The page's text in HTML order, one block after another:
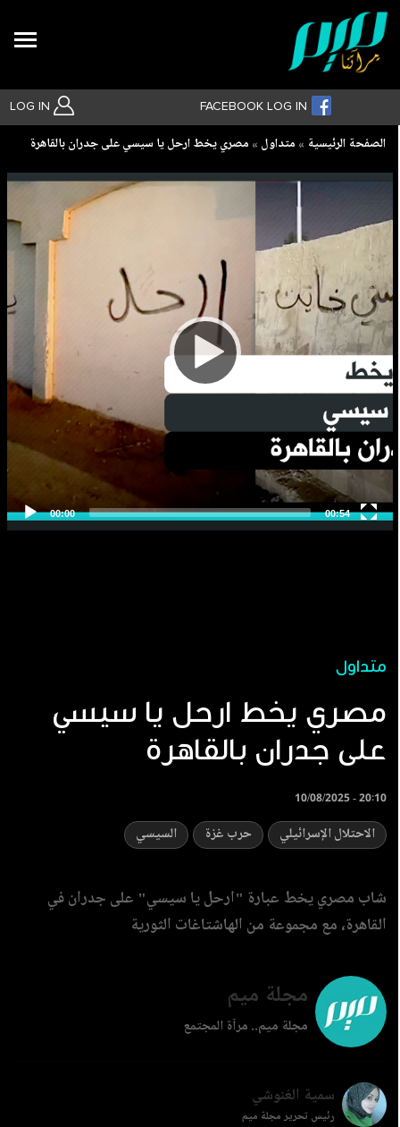
LOG IN FACEBOOK LOG IN
بحث متقدم
Breadcrumb
الصفحة الرئيسية متداول مصري يخط ارحل يا سيسي على جدران بالقاهرة
متداول
مصري يخط ارحل يا سيسي
على جدران بالقاهرة
10/08/2025 - 20:10
الاحتلال الإسرائيلي حرب غزة السيسي
شاب مصري يخط عبارة "ارحل يا سيسي" على جدران في
القاهرة، مع مجموعة من الهاشتاغات الثورية
مجلة ميم
مجلة ميم.. مرآة المجتمع
سمية الغنوشي
رئيس تحرير مجلة ميم